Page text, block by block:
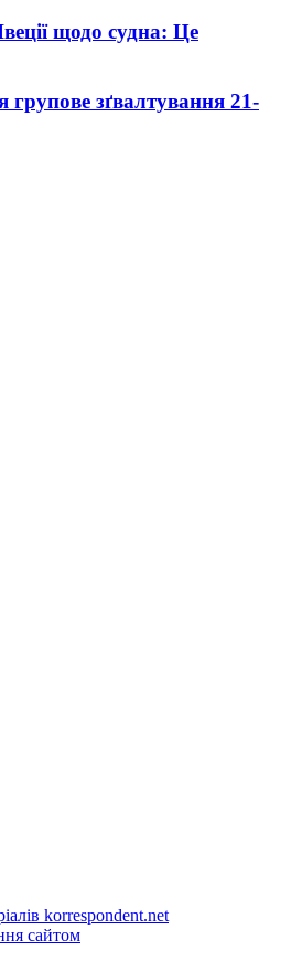
щодо судна: Це
групове зґвалтування 21-
korrespondent.net
сайтом